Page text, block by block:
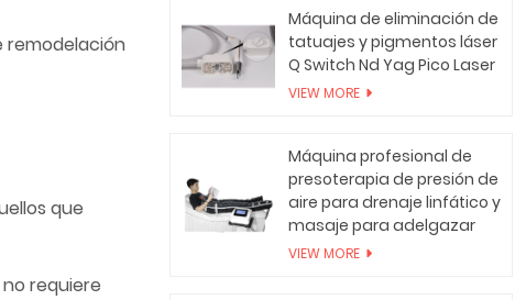
remodelación
que
requiere
Máquina de eliminación de
tatuajes y pigmentos láser
Q Switch Nd Yag Pico Laser
VIEW MORE
Máquina profesional de
presoterapia de presión de
aire para drenaje linfático y
masaje para adelgazar
VIEW MORE